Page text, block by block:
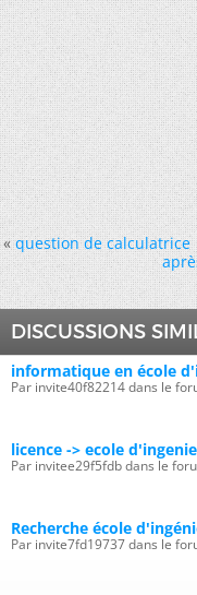
« question de calculatrice
DISCUSSIONS
informatique en école
Par invite40f82214 dans le
licence -> ecole
Par invitee29f5fdb dans le
Recherche école
Par invite7fd19737 dans le